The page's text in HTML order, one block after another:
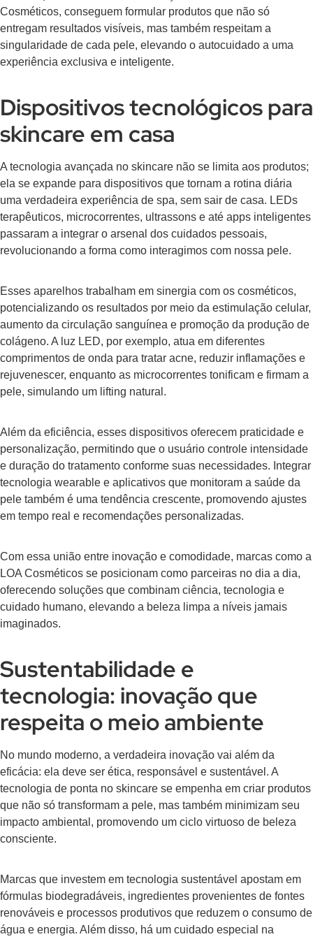
Cosméticos, conseguem formular produtos que não só
entregam resultados visíveis, mas também respeitam a
singularidade de cada pele, elevando o autocuidado a uma
experiência exclusiva e inteligente.
Dispositivos tecnológicos para
skincare em casa
A tecnologia avançada no skincare não se limita aos produtos;
ela se expande para dispositivos que tornam a rotina diária
uma verdadeira experiência de spa, sem sair de casa. LEDs
terapêuticos, microcorrentes, ultrassons e até apps inteligentes
passaram a integrar o arsenal dos cuidados pessoais,
revolucionando a forma como interagimos com nossa pele.
Esses aparelhos trabalham em sinergia com os cosméticos,
potencializando os resultados por meio da estimulação celular,
aumento da circulação sanguínea e promoção da produção de
colágeno. A luz LED, por exemplo, atua em diferentes
comprimentos de onda para tratar acne, reduzir inflamações e
rejuvenescer, enquanto as microcorrentes tonificam e firmam a
pele, simulando um lifting natural.
Além da eficiência, esses dispositivos oferecem praticidade e
personalização, permitindo que o usuário controle intensidade
e duração do tratamento conforme suas necessidades. Integrar
tecnologia wearable e aplicativos que monitoram a saúde da
pele também é uma tendência crescente, promovendo ajustes
em tempo real e recomendações personalizadas.
Com essa união entre inovação e comodidade, marcas como a
LOA Cosméticos se posicionam como parceiras no dia a dia,
oferecendo soluções que combinam ciência, tecnologia e
cuidado humano, elevando a beleza limpa a níveis jamais
imaginados.
Sustentabilidade e
tecnologia: inovação que
respeita o meio ambiente
No mundo moderno, a verdadeira inovação vai além da
eficácia: ela deve ser ética, responsável e sustentável. A
tecnologia de ponta no skincare se empenha em criar produtos
que não só transformam a pele, mas também minimizam seu
impacto ambiental, promovendo um ciclo virtuoso de beleza
consciente.
Marcas que investem em tecnologia sustentável apostam em
fórmulas biodegradáveis, ingredientes provenientes de fontes
renováveis e processos produtivos que reduzem o consumo de
água e energia. Além disso, há um cuidado especial na